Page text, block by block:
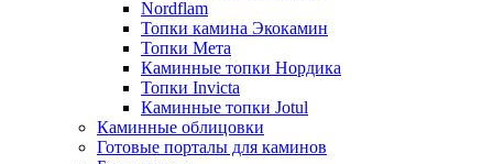
Nordflam
Топки камина Экокамин
Топки Мета
Каминные топки Нордика
Топки Invicta
Каминные топки Jotul
Каминные облицовки
Готовые порталы для каминов